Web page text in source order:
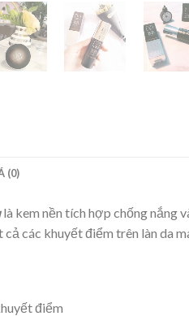
(0)
là kem nền tích hợp chống nắng
các khuyết điểm trên làn da
điểm